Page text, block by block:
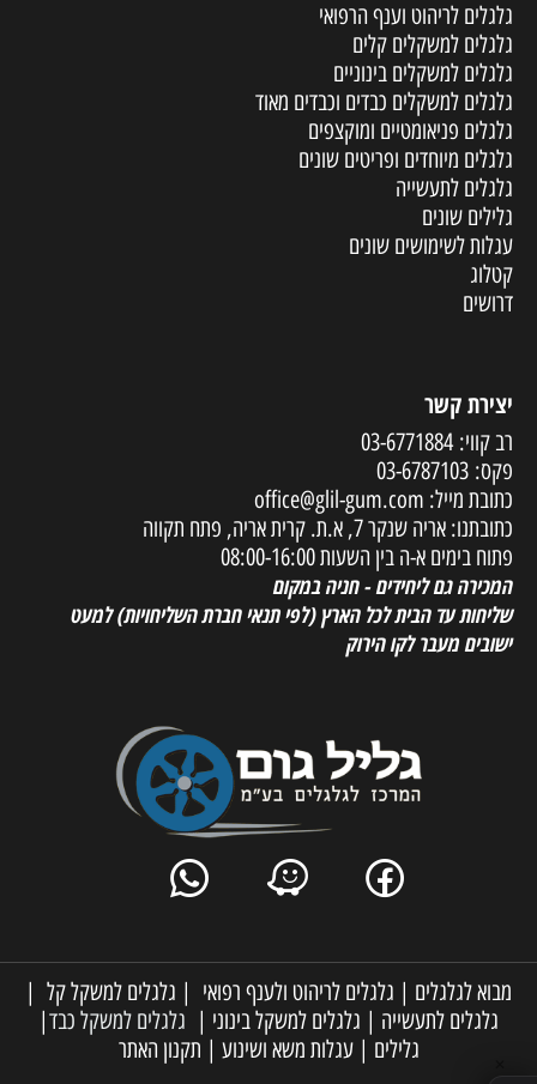
גלגלים לריהוט וענף הרפואי
גלגלים למשקלים קלים
גלגלים למשקלים בינוניים
גלגלים למשקלים כבדים וכבדים מאוד
גלגלים פניאומטיים ומוקצפים
גלגלים מיוחדים ופריטים שונים
גלגלים לתעשייה
גלילים שונים
עגלות לשימושים שונים
קטלוג
דרושים
יצירת קשר
רב קווי:03-6771884
פקס: 03-6787103
כתובת מייל: office@glil-gum.com
כתובתנו: אריה שנקר 7, א.ת. קרית אריה, פתח תקווה
פתוח בימים א-ה בין השעות 08:00-16:00
המכירה גם ליחידים - חניה במקום
שליחות עד הבית לכל הארץ(לפי תנאי חברת השליחויות) למעט
ישובים מעבר לקו הירוק
מבוא לגלגלים גלגלים לריהוט ולענף רפואי גלגלים למשקל קל
גלגלים לתעשייה
גלגלים למשקל בינוני גלגלים למשקל כבד
גלילים
|עגלות משא ושינוע תקנון האתר